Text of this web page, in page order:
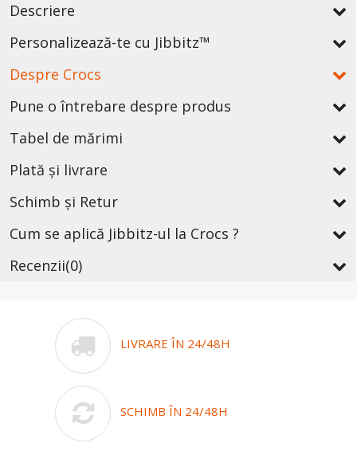
Descriere
Personalizează-te cu Jibbitz™
Despre Crocs
Pune o întrebare despre produs
Tabel de mărimi
Plată și livrare
Schimb și Retur
Cum se aplică Jibbitz-ul la Crocs ?
Recenzii(0)
LIVRARE ÎN 24/48H
SCHIMB ÎN 24/48H